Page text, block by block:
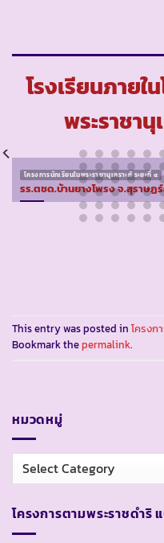
โรงเรียนภายใ
พระราชานุ
โครงการนักเรียนในพระราชานุเคราะห์ ระยะที่ ๔
รร.ตชด.บ้านยางโพรง จ.สุราษฏ
This entry was posted in โครงก
Bookmark thepermalink.
หมวดหมู่
หมวด
หมู่
โครงการตามพระราชดำริ